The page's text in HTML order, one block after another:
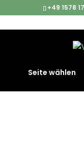
+49 1578
Seite wählen
Temperaturfühler